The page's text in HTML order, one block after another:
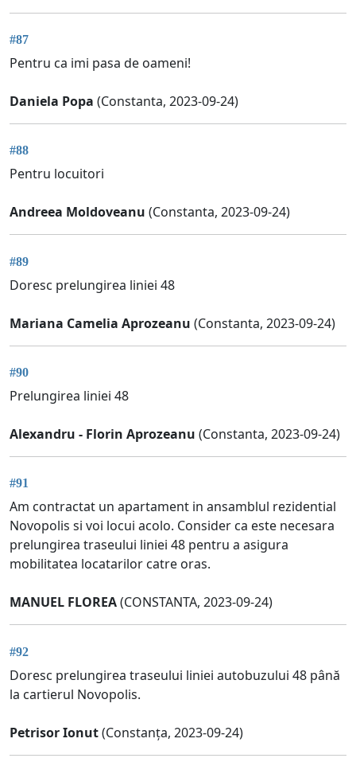
#87
Pentru ca imi pasa de oameni!
Daniela Popa (Constanta, 2023-09-24)
#88
Pentru locuitori
Andreea Moldoveanu (Constanta, 2023-09-24)
#89
Doresc prelungirea liniei 48
Mariana Camelia Aprozeanu (Constanta, 2023-09-24)
#90
Prelungirea liniei 48
Alexandru - Florin Aprozeanu (Constanta, 2023-09-24)
#91
Am contractat un apartament in ansamblul rezidential
Novopolis si voi locui acolo. Consider ca este necesara
prelungirea traseului liniei 48 pentru a asigura
mobilitatea locatarilor catre oras.
MANUEL FLOREA(CONSTANTA, 2023-09-24)
#92
Doresc prelungirea traseului liniei autobuzului 48 până
la cartierul Novopolis.
Petrisor Ionut(Constanța, 2023-09-24)